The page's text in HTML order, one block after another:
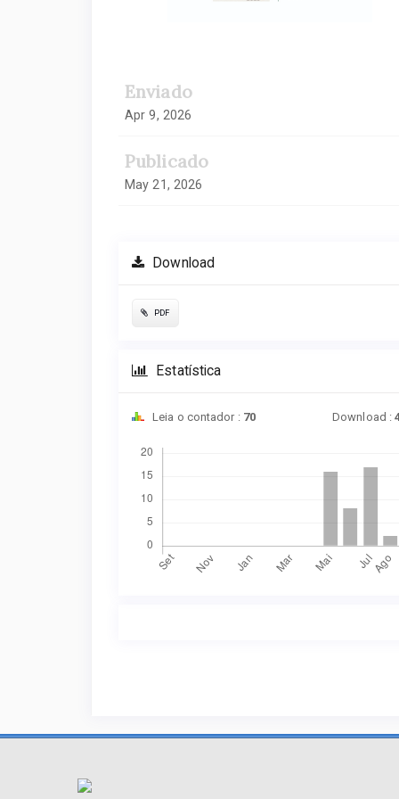
Enviado
Apr 9, 2026
Publicado
May 21, 2026
Download
PDF
Estatística
Leia o contador : 70 Download :